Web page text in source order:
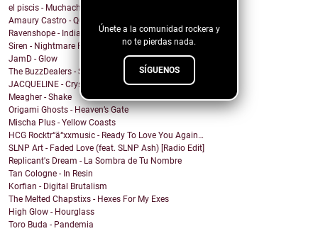
Únete a la comunidad rockera y
no te pierdas nada.
SÍGUENOS
el piscis - Muchachita Dale
Amaury Castro - Quiero Probar
Ravenshope - Indian Summer
Siren - Nightmare Paradise
JamD - Glow
The BuzzDealers - Sun Upon A Time
JACQUELINE - Crystal
Meagher - Shake
Origami Ghosts - Heaven’s Gate
Mischa Plus - Yellow Coasts
HCG Rocktr“ä“xxmusic - Ready To Love You Again…
SLNP Art - Faded Love (feat. SLNP Ash) [Radio Edit]
Replicant's Dream - La Sombra de Tu Nombre
Tan Cologne - In Resin
Korfian - Digital Brutalism
The Melted Chapstixs - Hexes For My Exes
High Glow - Hourglass
Toro Buda - Pandemia